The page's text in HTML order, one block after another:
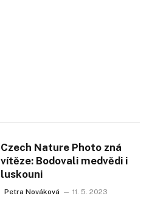
Czech Nature Photo zná
vítěze: Bodovali medvědi i
luskouni
Petra Nováková 11. 5. 2023